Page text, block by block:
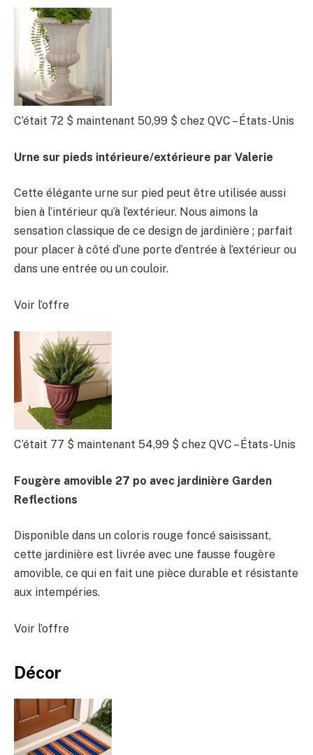
C’était 72 $ maintenant 50,99 $ chez QVC – États-Unis
Urne sur pieds intérieure/extérieure par Valerie
Cette élégante urne sur pied peut être utilisée aussi
bien à l’intérieur qu’à l’extérieur. Nous aimons la
sensation classique de ce design de jardinière ; parfait
pour placer à côté d’une porte d’entrée à l’extérieur ou
dans une entrée ou un couloir.
Voir l’offre
C’était 77 $ maintenant 54,99 $ chez QVC – États-Unis
Fougère amovible 27 po avec jardinière Garden
Reflections
Disponible dans un coloris rouge foncé saisissant,
cette jardinière est livrée avec une fausse fougère
amovible, ce qui en fait une pièce durable et résistante
aux intempéries.
Voir l’offre
Décor